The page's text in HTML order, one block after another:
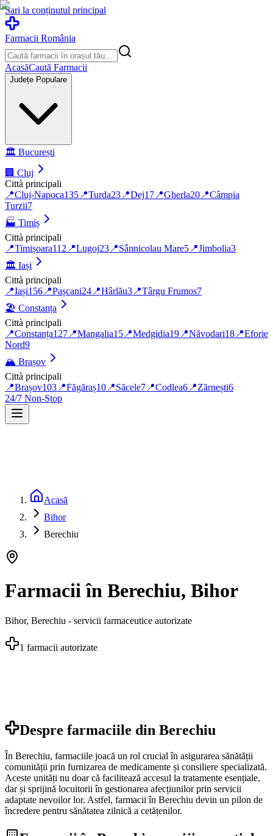
Sari la conținutul principal
Farmacii România
AcasăCaută Farmacii
Județe Populare
🏛️ București
🏢 Cluj
Città principali
📍Cluj-Napoca135 📍Turda23 📍Dej17 📍Gherla20 📍Câmpia
Turzii7
🏭 Timiș
Città principali
📍Timișoara112 📍Lugoj23 📍Sânnicolau Mare5 📍Jimbolia3
🏛️ Iași
Città principali
📍Iași156 📍Pașcani24 📍Hârlău3 📍Târgu Frumos7
🏖️ Constanța
Città principali
📍Constanța127 📍Mangalia15 📍Medgidia19 📍Năvodari18 📍Eforie
Nord9
🏔️ Brașov
Città principali
📍Brașov103 📍Făgăraș10 📍Săcele7 📍Codlea6 📍Zărnești6
24/7 Non-Stop
Acasă
Bihor
Berechiu
Farmacii în Berechiu, Bihor
Bihor, Berechiu - servicii farmaceutice autorizate
1 farmacii autorizate
Despre farmaciile din Berechiu
În Berechiu, farmaciile joacă un rol crucial în asigurarea sănătății
comunității prin furnizarea de medicamente și consiliere specializată.
Aceste unități nu doar că facilitează accesul la tratamente esențiale,
dar și sprijină locuitorii în gestionarea afecțiunilor prin servicii
adaptate nevoilor lor. Astfel, farmacii în Berechiu devin un pilon de
încredere pentru sănătatea zilnică a cetățenilor.